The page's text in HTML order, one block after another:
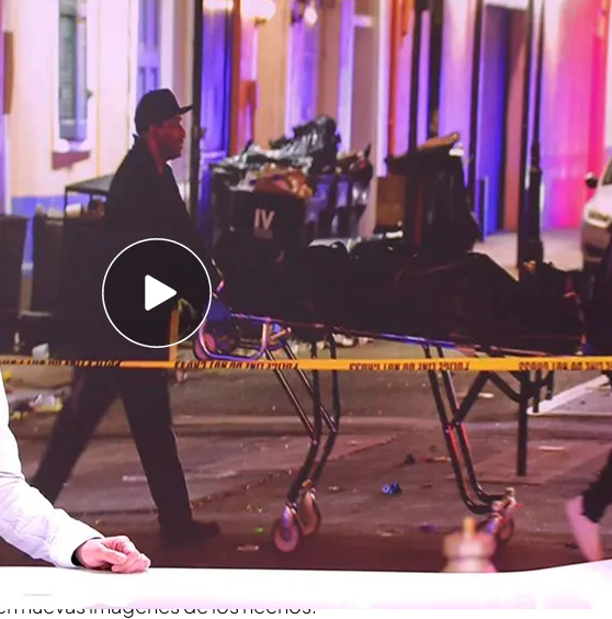
en Nueva Orleans
contenedor de reciclaje
la subida del precio de los
deja 15 fallecidos. Los agentes
terrorista después de encontrar
atacante y varios artefactos
años, Jabert, de 21, o Nicole y
la preferida por todos para
nuevas imágenes de los hechos.